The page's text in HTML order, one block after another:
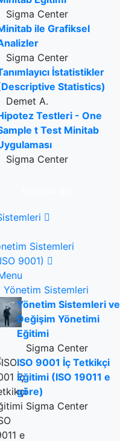
Sigma Center
ile Grafiksel
Sigma Center
İstatistikler
Statistics)
Demet A.
Testleri - One
t Test Minitab
Sigma Center
Sistemleri
9001)
Yönetim Sistemleri
Yönetim Sistemleri ve
Değişim Yönetimi
Eğitimi
Sigma Center
ISO 9001 İç Tetkikçi
Eğitimi (ISO 19011 e
göre)
Sigma Center